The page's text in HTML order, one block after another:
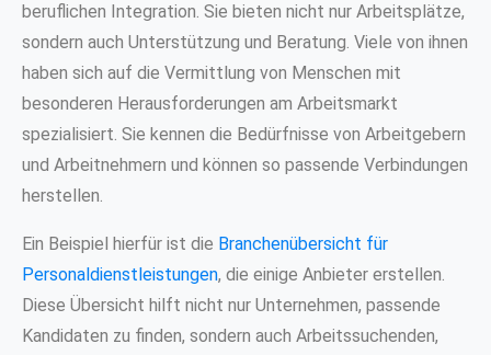
beruflichen Integration. Sie bieten nicht nur Arbeitsplätze,
sondern auch Unterstützung und Beratung. Viele von ihnen
haben sich auf die Vermittlung von Menschen mit
besonderen Herausforderungen am Arbeitsmarkt
spezialisiert. Sie kennen die Bedürfnisse von Arbeitgebern
und Arbeitnehmern und können so passende Verbindungen
herstellen.
Ein Beispiel hierfür ist die Branchenübersicht für
Personaldienstleistungen, die einige Anbieter erstellen.
Diese Übersicht hilft nicht nur Unternehmen, passende
Kandidaten zu finden, sondern auch Arbeitssuchenden,